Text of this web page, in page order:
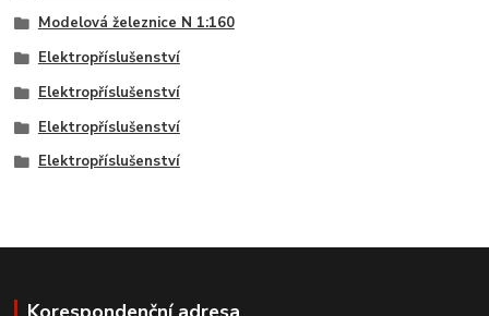
Modelová železnice N 1:160
Elektropříslušenství
Elektropříslušenství
Elektropříslušenství
Elektropříslušenství